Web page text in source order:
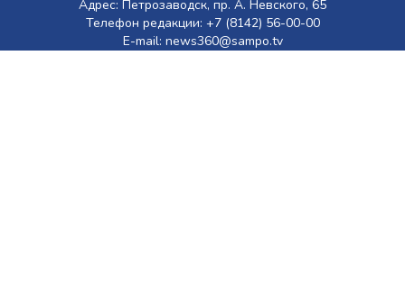
Адрес: Петрозаводск, пр. А. Невского, 65
Телефон редакции: +7 (8142) 56-00-00
E-mail: news360@sampo.tv